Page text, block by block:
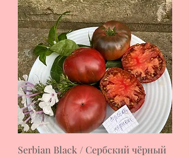
Serbian Black / Сербский чёрный